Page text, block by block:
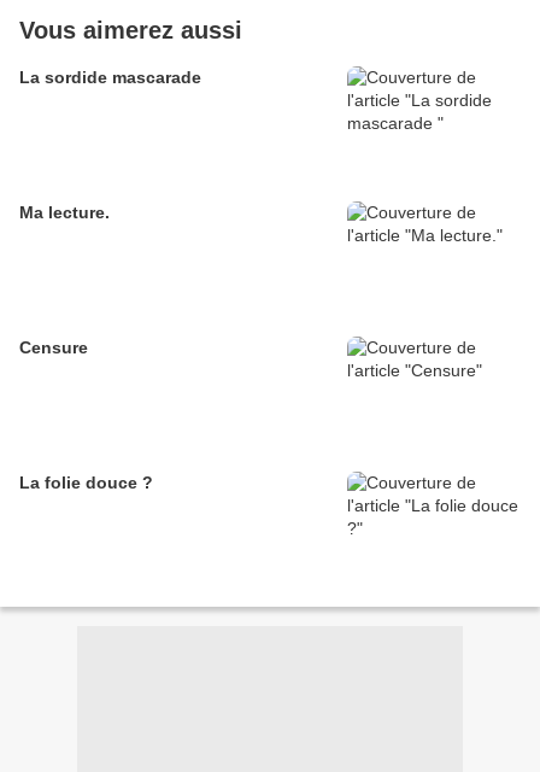
Vous aimerez aussi
La sordide mascarade
Ma lecture.
Censure
La folie douce ?